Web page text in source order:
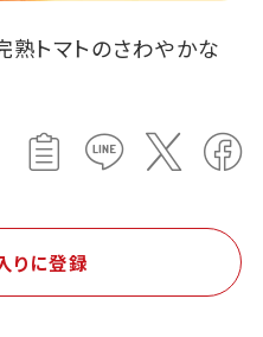
熟トマトのさわやかな
りに登録